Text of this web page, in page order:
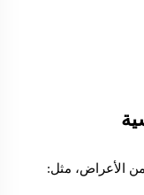
الأعراض، مثل: